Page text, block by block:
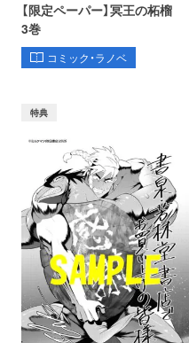
【限定ペーパー】冥王の柘榴
3巻
コミック・ラノベ
特典